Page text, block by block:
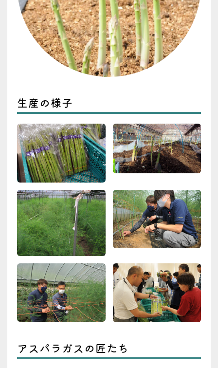
生産の様子
アスパラガスの匠たち